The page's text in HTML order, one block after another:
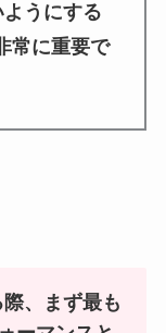
うにする
常に重要で
、まず最も